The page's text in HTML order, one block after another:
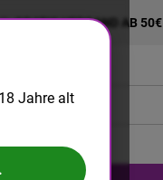
GRATIS VERSAND AB 50€
Jahre alt